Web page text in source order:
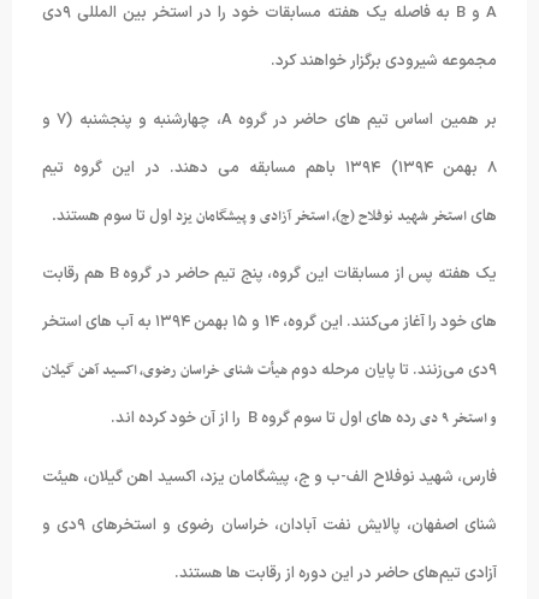
A و B به فاصله یک هفته مسابقات خود را در استخر بین المللی ۹دی
مجموعه شیرودی برگزار خواهند کرد.
بر همین اساس تیم های حاضر در گروه A، چهارشنبه و پنجشنبه (۷ و
۸ بهمن ۱۳۹۴) ۱۳۹۴ باهم مسابقه می دهند. در این گروه تیم
هایاستخر شهید نوفلاح (ج)، استخر آزادی و پیشگامان یزداول تا سوم هستند.
یک هفته پس از مسابقات این گروه، پنج تیم حاضر در گروه B هم رقابت
های خود را آغاز می‌کنند. این گروه، ۱۴ و ۱۵ بهمن ۱۳۹۴ به آب های استخر
۹دی می‌زنند. تا پایان مرحله دوم
هیأت شنای خراسان رضوی، اکسید آهن گیلان
و استخر ۹ دی
رده های اول تا سوم گروه B را از آن خود کرده اند.
فارس، شهید نوفلاح الف-ب و ج، پیشگامان یزد، اکسید اهن گیلان، هیئت
شنای اصفهان، پالایش نفت آبادان، خراسان رضوی و استخرهای ۹دی و
آزادی تیم‌های حاضر در این دوره از رقابت ها هستند.